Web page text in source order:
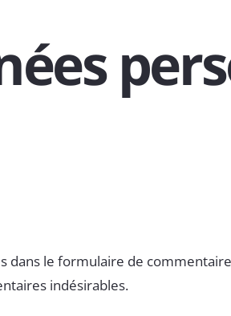
le formulaire de
indésirables.